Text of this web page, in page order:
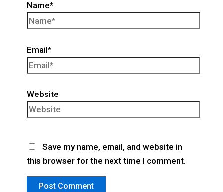
Name*
Email*
Website
Save my name, email, and website in
this browser for the next time I comment.